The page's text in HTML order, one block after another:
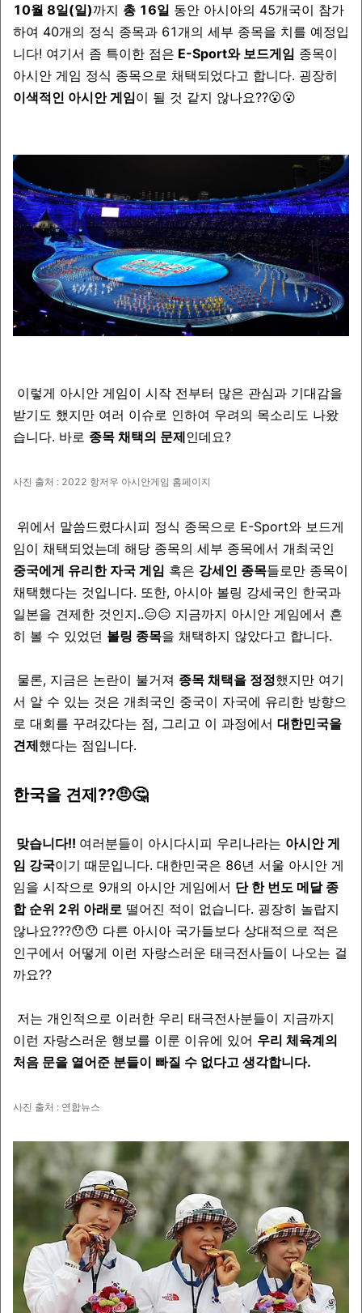
10월 8일(일)까지 총 16일 동안 아시아의 45개국이 참가
하여 40개의 정식 종목과 61개의 세부 종목을 치를 예정입
니다! 여기서 좀 특이한 점은 E-Sport와보드게임 종목이
아시안 게임 정식 종목으로 채택되었다고 합니다. 굉장히
이색적인 아시안 게임이 될 것 같지 않나요??😮😮
이렇게 아시안 게임이 시작 전부터 많은 관심과 기대감을
받기도 했지만 여러 이슈로 인하여 우려의 목소리도 나왔
습니다. 바로 종목 채택의 문제인데요?
사진 출처 : 2022 항저우 아시안게임 홈페이지
위에서 말씀드렸다시피 정식 종목으로 E-Sport와 보드게
임이 채택되었는데 해당 종목의 세부 종목에서 개최국인
중국에게 유리한 자국 게임 혹은 강세인 종목들로만 종목이
채택했다는 것입니다. 또한, 아시아 볼링 강세국인 한국과
일본을 견제한 것인지..😑😑 지금까지 아시안 게임에서 흔
히 볼 수 있었던 볼링 종목을 채택하지 않았다고 합니다.
물론, 지금은 논란이 불거져 종목 채택을 정정했지만 여기
서 알 수 있는 것은 개최국인 중국이 자국에 유리한 방향으
로 대회를 꾸려갔다는 점, 그리고 이 과정에서 대한민국을
견제했다는 점입니다.
한국을 견제??🤨🤔
맞습니다!! 여러분들이 아시다시피 우리나라는 아시안 게
임 강국이기 때문입니다. 대한민국은 86년 서울 아시안 게
임을 시작으로 9개의 아시안 게임에서 단 한 번도 메달 종
합 순위 2위 아래로 떨어진 적이 없습니다. 굉장히 놀랍지
않나요???😯😯 다른 아시아 국가들보다 상대적으로 적은
인구에서 어떻게 이런 자랑스러운 태극전사들이 나오는 걸
까요??
저는 개인적으로 이러한 우리 태극전사분들이 지금까지
이런 자랑스러운 행보를 이룬 이유에 있어 우리 체육계의
처음 문을 열어준 분들이 빠질 수 없다고 생각합니다.
사진 출처 : 연합뉴스